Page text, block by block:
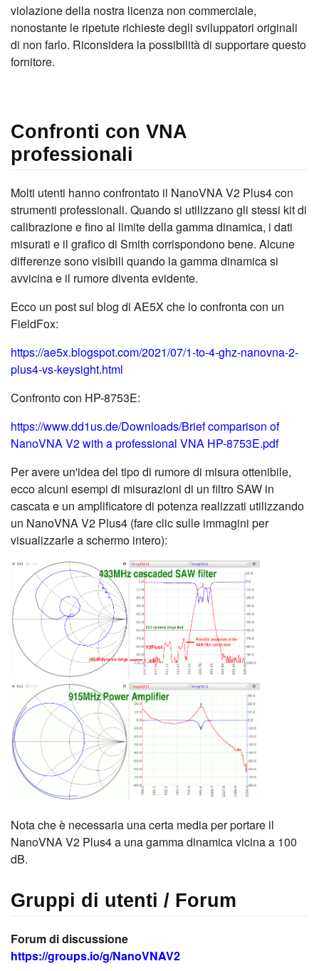
violazione della nostra licenza non commerciale,
nonostante le ripetute richieste degli sviluppatori originali
di non farlo. Riconsidera la possibilità di supportare questo
fornitore.
Confronti con VNA
professionali
Molti utenti hanno confrontato il NanoVNA V2 Plus4 con
strumenti professionali. Quando si utilizzano gli stessi kit di
calibrazione e fino al limite della gamma dinamica, i dati
misurati e il grafico di Smith corrispondono bene. Alcune
differenze sono visibili quando la gamma dinamica si
avvicina e il rumore diventa evidente.
Ecco un post sul blog di AE5X che lo confronta con un
FieldFox:
https://ae5x.blogspot.com/2021/07/1-to-4-ghz-nanovna-2-
plus4-vs-keysight.html
Confronto con HP-8753E:
https://www.dd1us.de/Downloads/Brief comparison of
NanoVNA V2 with a professional VNA HP-8753E.pdf
Per avere un'idea del tipo di rumore di misura ottenibile,
ecco alcuni esempi di misurazioni di un filtro SAW in
cascata e un amplificatore di potenza realizzati utilizzando
un NanoVNA V2 Plus4 (fare clic sulle immagini per
visualizzarle a schermo intero):
Nota che è necessaria una certa media per portare il
NanoVNA V2 Plus4 a una gamma dinamica vicina a 100
dB.
Gruppi di utenti / Forum
Forum di discussione
https://groups.io/g/NanoVNAV2